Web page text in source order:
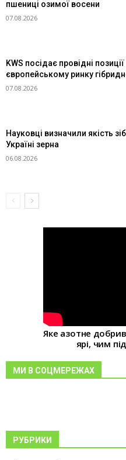
пшениці озимої восени
07.08.2026
KWS посідає провідні позиції
європейському ринку
07.08.2026
Науковці визначили якість
Україні зерна
06.08.2026
Яке азотне
ярі, чим
МИ В СОЦМЕРЕЖАХ
РУБРИКИ